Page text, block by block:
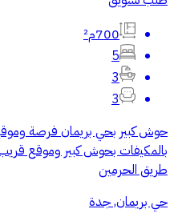
700م²
5
3
3
حوش كبير بحي بريمان فرصة
طريق الحرمين
حي بريمان, جدة